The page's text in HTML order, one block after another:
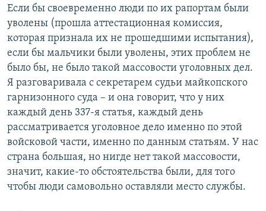
Если бы своевременно люди по их рапортам были
уволены (прошла аттестационная комиссия,
которая признала их не прошедшими испытания),
если бы мальчики были уволены, этих проблем не
было бы, не было такой массовости уголовных дел.
Я разговаривала с секретарем судьи майкопского
гарнизонного суда – и она говорит, что у них
каждый день 337-я статья, каждый день
рассматривается уголовное дело именно по этой
войсковой части, именно по данным статьям. У нас
страна большая, но нигде нет такой массовости,
значит, какие-то обстоятельства были, для того
чтобы люди самовольно оставляли место службы.